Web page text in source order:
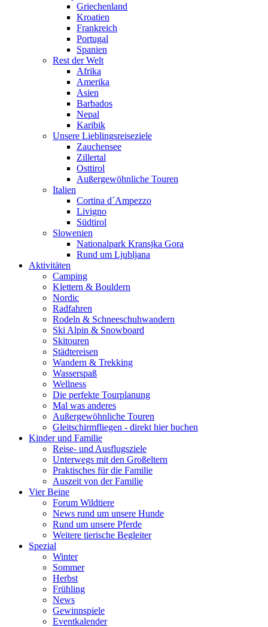
Griechenland
Kroatien
Frankreich
Portugal
Spanien
Rest der Welt
Afrika
Amerika
Asien
Barbados
Nepal
Karibik
Unsere Lieblingsreiseziele
Zauchensee
Zillertal
Osttirol
Außergewöhnliche Touren
Italien
Cortina d´Ampezzo
Livigno
Südtirol
Slowenien
Nationalpark Kransjka Gora
Rund um Ljubljana
Aktivitäten
Camping
Klettern & Bouldern
Nordic
Radfahren
Rodeln & Schneeschuhwandern
Ski Alpin & Snowboard
Skitouren
Städtereisen
Wandern & Trekking
Wasserspaß
Wellness
Die perfekte Tourplanung
Mal was anderes
Außergewöhnliche Touren
Gleitschirmfliegen - direkt hier buchen
Kinder und Familie
Reise- und Ausflugsziele
Unterwegs mit den Großeltern
Praktisches für die Familie
Auszeit von der Familie
Vier Beine
Forum Wildtiere
News rund um unsere Hunde
Rund um unsere Pferde
Weitere tierische Begleiter
Spezial
Winter
Sommer
Herbst
Frühling
News
Gewinnspiele
Eventkalender